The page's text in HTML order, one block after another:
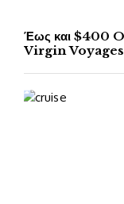
Έως και $400
Virgin Voyages